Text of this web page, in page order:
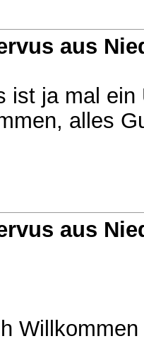
aus
ist ja mal ein
alles
aus